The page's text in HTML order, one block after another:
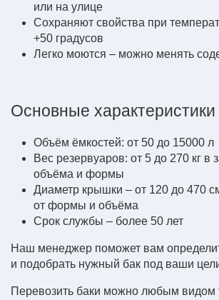
или на улице
Сохраняют свойства при
+50 градусов
Легко моются – можно менять
Основные характеристики
Объём ёмкостей: от 50 до 15000 л
Вес резервуаров: от 5 до 270 кг в
объёма и формы
Диаметр крышки – от 120 до 470
от формы и объёма
Срок службы – более 50 лет
Наш менеджер поможет вам
и подобрать нужный бак под ваши
Перевозить баки можно любым видом